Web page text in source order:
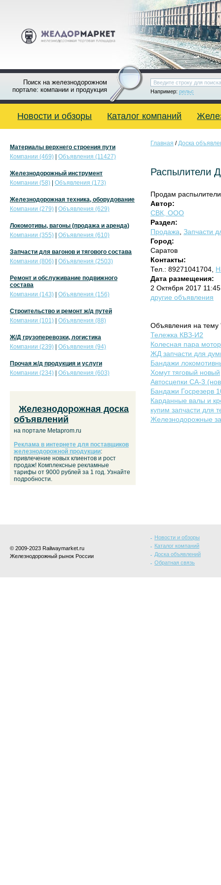
Поиск на железнодорожном
портале: компании и продукция
Например: рельс
Новости и обзоры Каталог компаний
Главная /Доска
Распылители
Продам
Автор:
СВК, OOO
Раздел:
Продажа Запчасти
Город:
Саратов
Контакты:
Тел.: 89271041704,
Дата размещения:
2 Октября 2017
другие объявления
Объявления на тему
Тележка КВЗ-И2
Колесная пара
ЖД запчасти для
Бандажи
Хомут тяговый новый
Автосцепки СА-3
Бандажи Госрезерв
Карданные валы и
купим запчасти
Железнодорожные
Материалы верхнего строения пути
Компании (469)
Объявления (11427)
Железнодорожный инструмент
Компании (58)
Объявления (173)
Железнодорожная техника, оборудование
Компании (279)
Объявления (629)
Локомотивы, вагоны (продажа и аренда)
Компании (355)
Объявления (610)
Запчасти для вагонов и тягового состава
Компании (806)
Объявления (2503)
Ремонт и обслуживание подвижного
состава
Компании (143)
Объявления (156)
Строительство и ремонт ж/д путей
Компании (101)
Объявления (88)
Ж/Д грузоперевозки, логистика
Компании (239)
Объявления (94)
Прочая ж/д продукция и услуги
Компании (234)
Объявления (603)
Железнодорожная доска
объявлений
на портале Metaprom.ru
Реклама в интернете для поставщиков
железнодорожной продукции:
привлечение новых клиентов и рост
продаж! Комплексные рекламные
тарифы от 9000 рублей за 1 год. Узнайте
подробности.
© 2009-2023 Railwaymarket.ru
Железнодорожный рынок России
Новости и обзоры
Каталог компаний
Доска объявлений
Обратная связь